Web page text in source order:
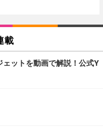
載
ェットを動画で解説！公式Y